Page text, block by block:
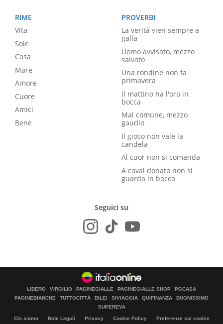
RIME
Vita
Sole
Casa
Mare
Amore
Cuore
Amici
Bene
PROVERBI
La verità vien sempre a
galla
Uomo avvisato, mezzo
salvato
Una rondine non fa
primavera
Il mattino ha l'oro in
bocca
Mal comune, mezzo
gaudio
Il gioco non vale la
candela
Al cuor non si comanda
A caval donato non si
guarda in bocca
Seguici su
LIBERO VIRGILIO PAGINEGIALLE PAGINEGIALLE SHOP
PGCASA
PAGINEBIANCHE
TUTTOCITTÀ DILEI SIVIAGGIA QUIFINANZA
BUONISSIMO
SUPEREVA
Chi siamo Note Legali Privacy Cookie Policy
Preferenze sui cookie